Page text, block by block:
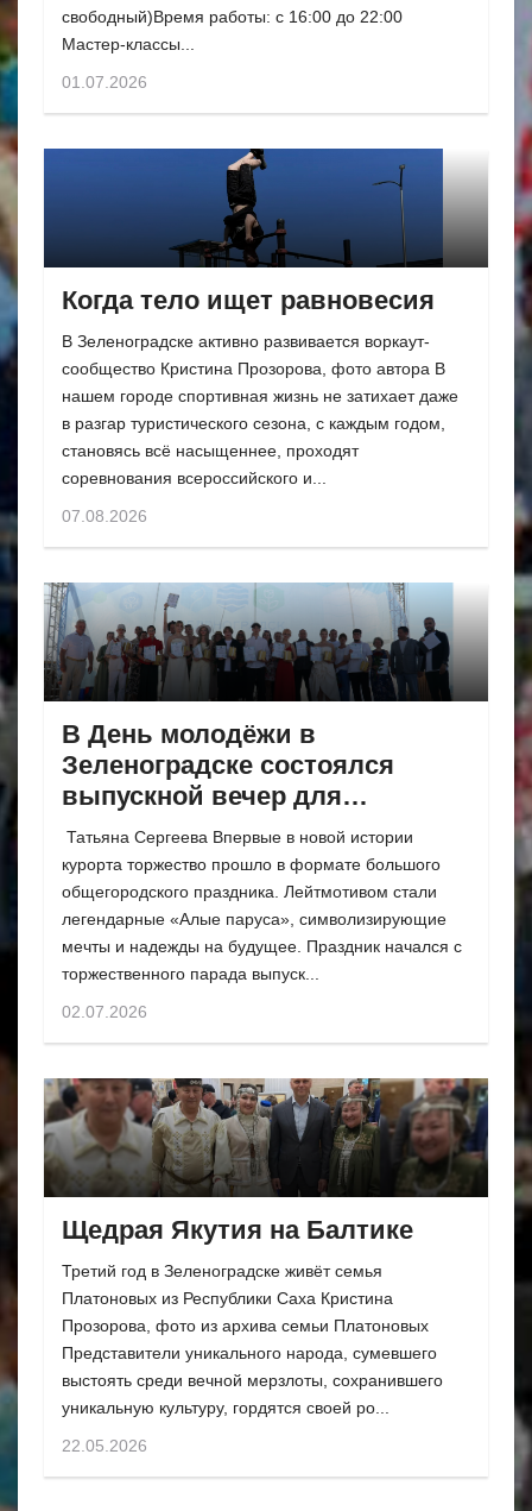
свободный)Время работы: с 16:00 до 22:00
Мастер-классы...
01.07.2026
Когда тело ищет равновесия
В Зеленоградске активно развивается воркаут-
сообщество Кристина Прозорова, фото автора В
нашем городе спортивная жизнь не затихает даже
в разгар туристического сезона, с каждым годом,
становясь всё насыщеннее, проходят
соревнования всероссийского и...
07.08.2026
В День молодёжи в
Зеленоградске состоялся
выпускной вечер для
одиннадцатиклассников
Татьяна Сергеева Впервые в новой истории
курорта торжество прошло в формате большого
общегородского праздника. Лейтмотивом стали
легендарные «Алые паруса», символизирующие
мечты и надежды на будущее. Праздник начался с
торжественного парада выпуск...
02.07.2026
Щедрая Якутия на Балтике
Третий год в Зеленоградске живёт семья
Платоновых из Республики Саха Кристина
Прозорова, фото из архива семьи Платоновых
Представители уникального народа, сумевшего
выстоять среди вечной мерзлоты, сохранившего
уникальную культуру, гордятся своей ро...
22.05.2026